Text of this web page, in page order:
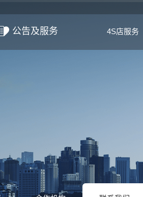
公告及服务 4S店服务